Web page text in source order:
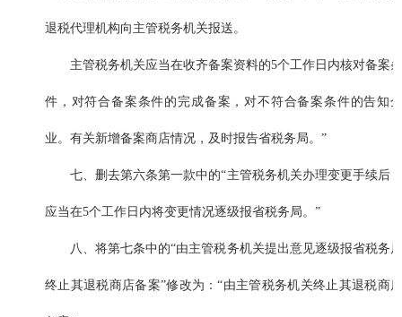
退税代理机构向主管税务机关报送。
主管税务机关应当在收齐备案资料的5个工作日内核对备案条
件，对符合备案条件的完成备案，对不符合备案条件的告知企
业。有关新增备案商店情况，及时报告省税务局。”
七、删去第六条第一款中的“主管税务机关办理变更手续后，
应当在5个工作日内将变更情况逐级报省税务局。”
八、将第七条中的“由主管税务机关提出意见逐级报省税务局
终止其退税商店备案”修改为：“由主管税务机关终止其退税商店